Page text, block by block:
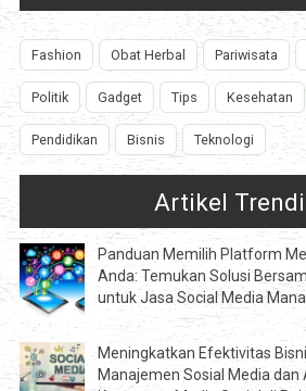
Fashion Obat Herbal Pariwisata
Politik Gadget Tips Kesehatan
Pendidikan Bisnis Teknologi
Artikel
Panduan Memilih Platform
Anda: Temukan Solusi
untuk Jasa Social Media
Meningkatkan Efektivitas
Manajemen Sosial Media